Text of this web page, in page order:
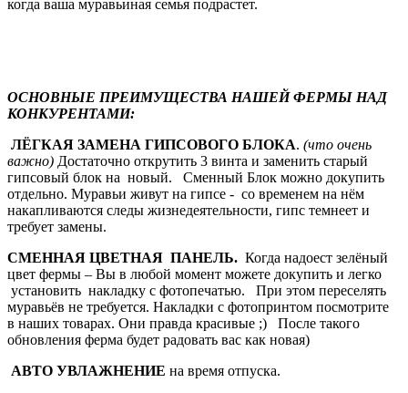
когда ваша муравьиная семья подрастет.
ОСНОВНЫЕ ПРЕИМУЩЕСТВА НАШЕЙ ФЕРМЫ НАД
КОНКУРЕНТАМИ:
ЛЁГКАЯ ЗАМЕНА ГИПСОВОГО БЛОКА. (что очень
важно) Достаточно открутить 3 винта и заменить старый
гипсовый блок на новый. Сменный Блок можно докупить
отдельно. Муравьи живут на гипсе - со временем на нём
накапливаются следы жизнедеятельности, гипс темнеет и
требует замены.
СМЕННАЯ ЦВЕТНАЯ ПАНЕЛЬ. Когда надоест зелёный
цвет фермы – Вы в любой момент можете докупить и легко
установить накладку с фотопечатью. При этом переселять
муравьёв не требуется. Накладки с фотопринтом посмотрите
в наших товарах. Они правда красивые ;) После такого
обновления ферма будет радовать вас как новая)
АВТО УВЛАЖНЕНИЕ на время отпуска.